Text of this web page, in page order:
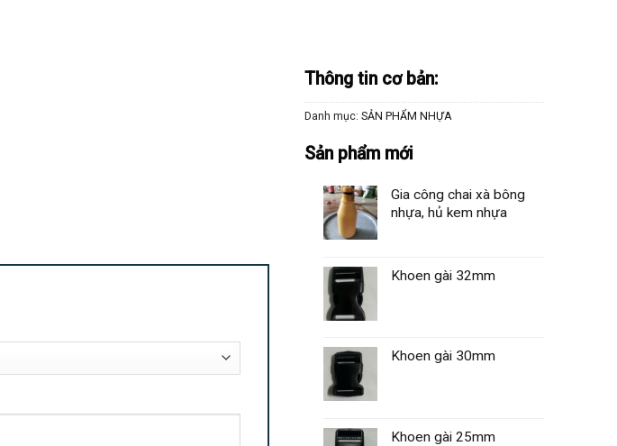
Thông tin cơ bản:
Danh mục:SẢN PHẨM NHỰA
Sản phẩm mới
Gia công chai xà bông
nhựa, hủ kem nhựa
Khoen gài 32mm
Khoen gài 30mm
Khoen gài 25mm